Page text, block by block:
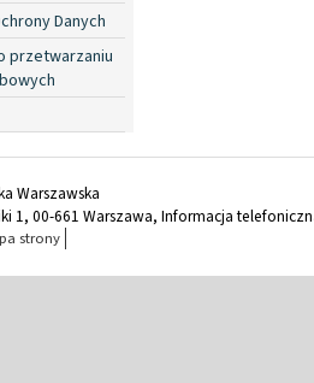
Danych
przetwarzaniu
Warszawska
1, 00-661 Warszawa, Informacja
strony